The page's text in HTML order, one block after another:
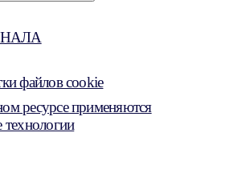
файлов cookie
ресурсе применяются
технологии